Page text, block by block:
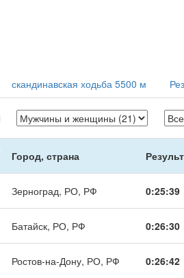
скандинавская ходьба 5500 м
Город, страна
Зерноград, РО, РФ 0:25:39
Батайск, РО, РФ 0:26:30
Ростов-на-Дону, РО, РФ 0:26:42